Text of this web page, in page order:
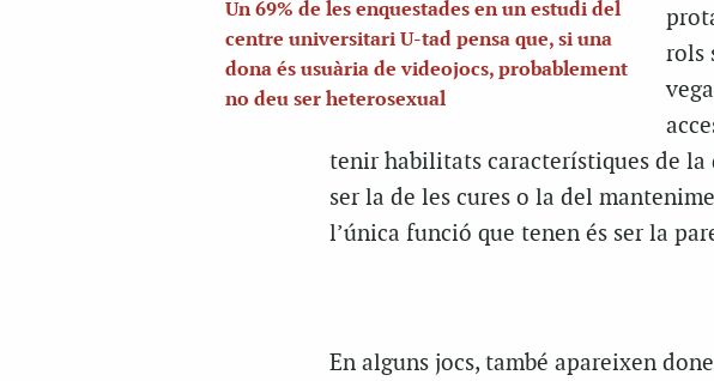
Un 69% de les enquestades en un estudi del
centre universitari U-tad pensa que, si una
dona és usuària de videojocs, probablement
no deu ser heterosexual
rols
tenir habilitats característiques de
ser la de les cures o la del
l’única funció que tenen és ser la
En alguns jocs, també apareixen